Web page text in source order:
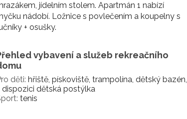
jídelním stolem. Apartmán 1 nabízí
nádobí. Ložnice s povlečením a koupelny s
+ osušky.
vybavení a služeb rekreačního
děti: hřiště, pískoviště, trampolína, dětský bazén,
dispozici dětská postýlka
tenis